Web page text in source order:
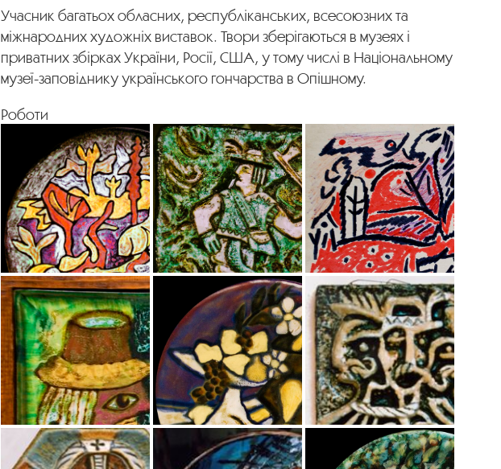
Учасник багатьох обласних, республіканських, всесоюзних та
міжнародних художніх виставок. Твори зберігаються в музеях і
приватних збірках України, Росії, США, у тому числі в Національному
музеї-заповіднику українського гончарства в Опішному.
Роботи